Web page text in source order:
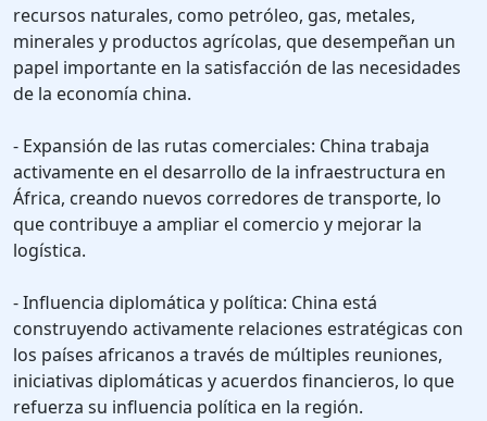
recursos naturales, como petróleo, gas, metales,
minerales y productos agrícolas, que desempeñan un
papel importante en la satisfacción de las necesidades
de la economía china.
- Expansión de las rutas comerciales: China trabaja
activamente en el desarrollo de la infraestructura en
África, creando nuevos corredores de transporte, lo
que contribuye a ampliar el comercio y mejorar la
logística.
- Influencia diplomática y política: China está
construyendo activamente relaciones estratégicas con
los países africanos a través de múltiples reuniones,
iniciativas diplomáticas y acuerdos financieros, lo que
refuerza su influencia política en la región.